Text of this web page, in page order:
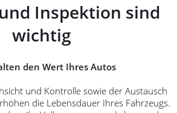
Inspektion sind
wichtig
den Wert Ihres Autos
und Kontrolle sowie der Austausch
die Lebensdauer Ihres Fahrzeugs.